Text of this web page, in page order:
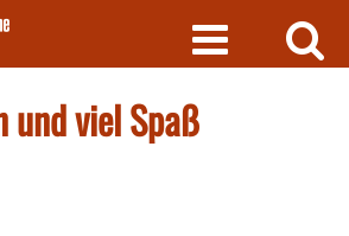
und viel Spaß